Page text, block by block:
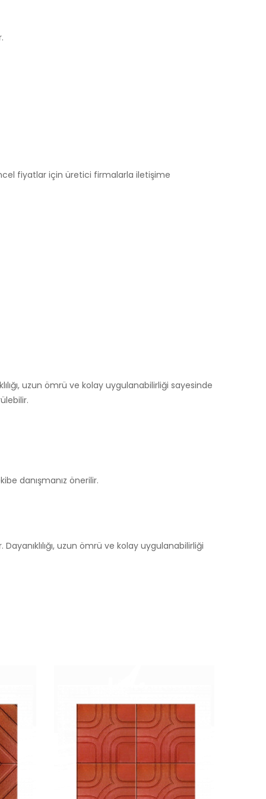
fiyatlar için üretici firmalarla iletişime
uzun ömrü ve kolay uygulanabilirliği sayesinde
danışmanız önerilir.
uzun ömrü ve kolay uygulanabilirliği